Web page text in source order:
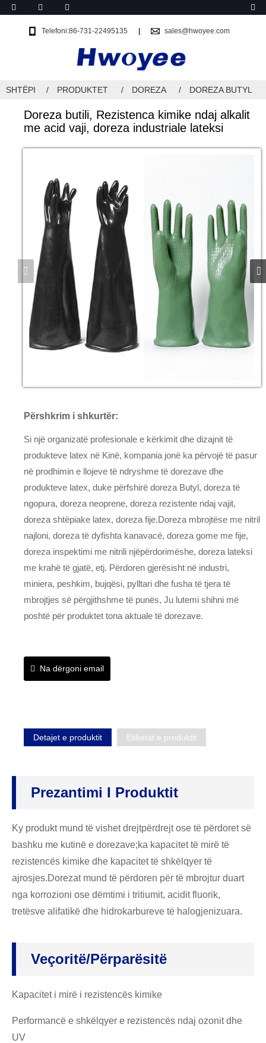
Telefoni:86-731-22495135 sales@hwoyee.com
SHTËPI PRODUKTET DOREZA DOREZA BUTYL
Doreza butili, Rezistenca kimike ndaj alkalit
me acid vaji, doreza industriale lateksi
Përshkrim i shkurtër:
Si një organizatë profesionale e kërkimit dhe dizajnit të
produkteve latex në Kinë, kompania jonë ka përvojë të pasur
në prodhimin e llojeve të ndryshme të dorezave dhe
produkteve latex, duke përfshirë doreza Butyl, doreza të
ngopura, doreza neoprene, doreza rezistente ndaj vajit,
doreza shtëpiake latex, doreza fije.Doreza mbrojtëse me nitril
najloni, doreza të dyfishta kanavacë, doreza gome me fije,
doreza inspektimi me nitrili njëpërdorimëshe, doreza lateksi
me krahë të gjatë, etj. Përdoren gjerësisht në industri,
miniera, peshkim, bujqësi, pylltari dhe fusha të tjera të
mbrojtjes së përgjithshme të punës, Ju lutemi shihni më
poshtë për produktet tona aktuale të dorezave.
Na dërgoni email
Detajet e produktit Etiketat e produktit
Prezantimi I Produktit
Ky produkt mund të vishet drejtpërdrejt ose të përdoret së
bashku me kutinë e dorezave;ka kapacitet të mirë të
rezistencës kimike dhe kapacitet të shkëlqyer të
ajrosjes.Dorezat mund të përdoren për të mbrojtur duart
nga korrozioni ose dëmtimi i tritiumit, acidit fluorik,
tretësve alifatikë dhe hidrokarbureve të halogjenizuara.
Veçoritë/përparësitë
Kapacitet i mirë i rezistencës kimike
Performancë e shkëlqyer e rezistencës ndaj ozonit dhe
UV